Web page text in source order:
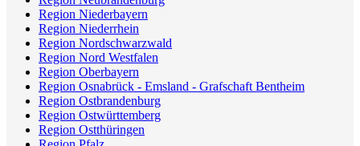
Region Niederbayern
Region Niederrhein
Region Nordschwarzwald
Region Nord Westfalen
Region Oberbayern
Region Osnabrück - Emsland - Grafschaft Bentheim
Region Ostbrandenburg
Region Ostwürttemberg
Region Ostthüringen